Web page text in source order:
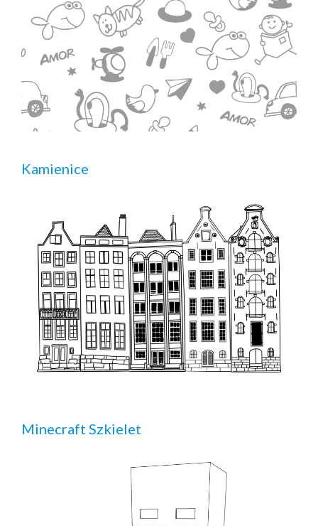
Kamienice
Minecraft Szkielet